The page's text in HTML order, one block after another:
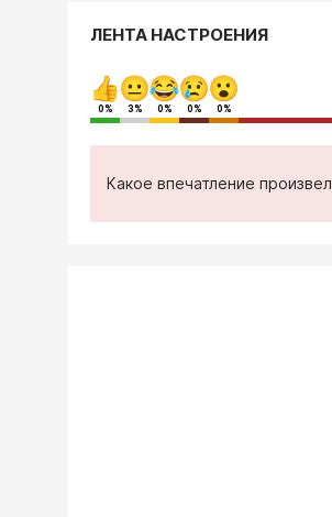
ЛЕНТА НАСТРОЕНИЯ
0% 3% 0% 0% 0%
Какое впечатление